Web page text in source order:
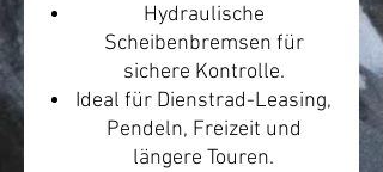
Hydraulische
Scheibenbremsen für
sichere Kontrolle.
Ideal für Dienstrad-Leasing,
Pendeln, Freizeit und
längere Touren.